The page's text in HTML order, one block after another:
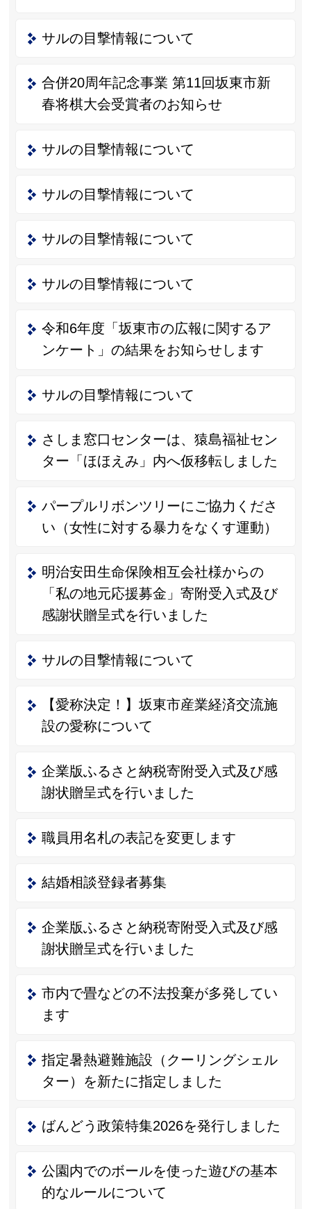
サルの目撃情報について
合併20周年記念事業 第11回坂東市新
春将棋大会受賞者のお知らせ
サルの目撃情報について
サルの目撃情報について
サルの目撃情報について
サルの目撃情報について
令和6年度「坂東市の広報に関するア
ンケート」の結果をお知らせします
サルの目撃情報について
さしま窓口センターは、猿島福祉セン
ター「ほほえみ」内へ仮移転しました
パープルリボンツリーにご協力くださ
い（女性に対する暴力をなくす運動）
明治安田生命保険相互会社様からの
「私の地元応援募金」寄附受入式及び
感謝状贈呈式を行いました
サルの目撃情報について
【愛称決定！】坂東市産業経済交流施
設の愛称について
企業版ふるさと納税寄附受入式及び感
謝状贈呈式を行いました
職員用名札の表記を変更します
結婚相談登録者募集
企業版ふるさと納税寄附受入式及び感
謝状贈呈式を行いました
市内で畳などの不法投棄が多発してい
ます
指定暑熱避難施設（クーリングシェル
ター）を新たに指定しました
ばんどう政策特集2026を発行しました
公園内でのボールを使った遊びの基本
的なルールについて